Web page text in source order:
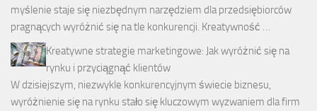
myślenie staje się niezbędnym narzędziem dla przedsiębiorców
pragnących wyróżnić się na tle konkurencji. Kreatywność …
Kreatywne strategie marketingowe: Jak wyróżnić się na
rynku i przyciągnąć klientów
W dzisiejszym, niezwykle konkurencyjnym świecie biznesu,
wyróżnienie się na rynku stało się kluczowym wyzwaniem dla firm